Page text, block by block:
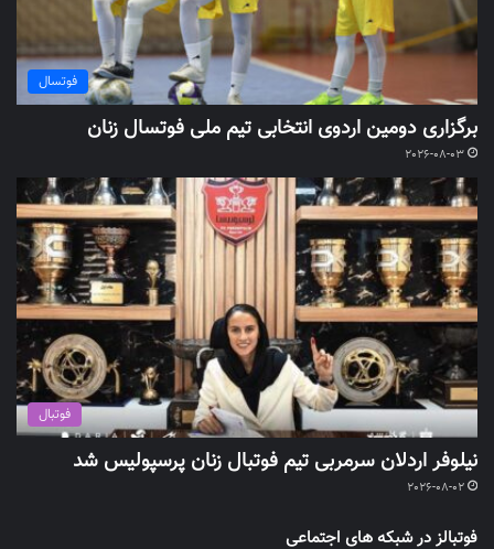
فوتسال
برگزاری دومین اردوی انتخابی تیم ملی فوتسال زنان
2026-08-03
فوتبال
نیلوفر اردلان سرمربی تیم فوتبال زنان پرسپولیس شد
2026-08-02
فوتبالز در شبکه های اجتماعی